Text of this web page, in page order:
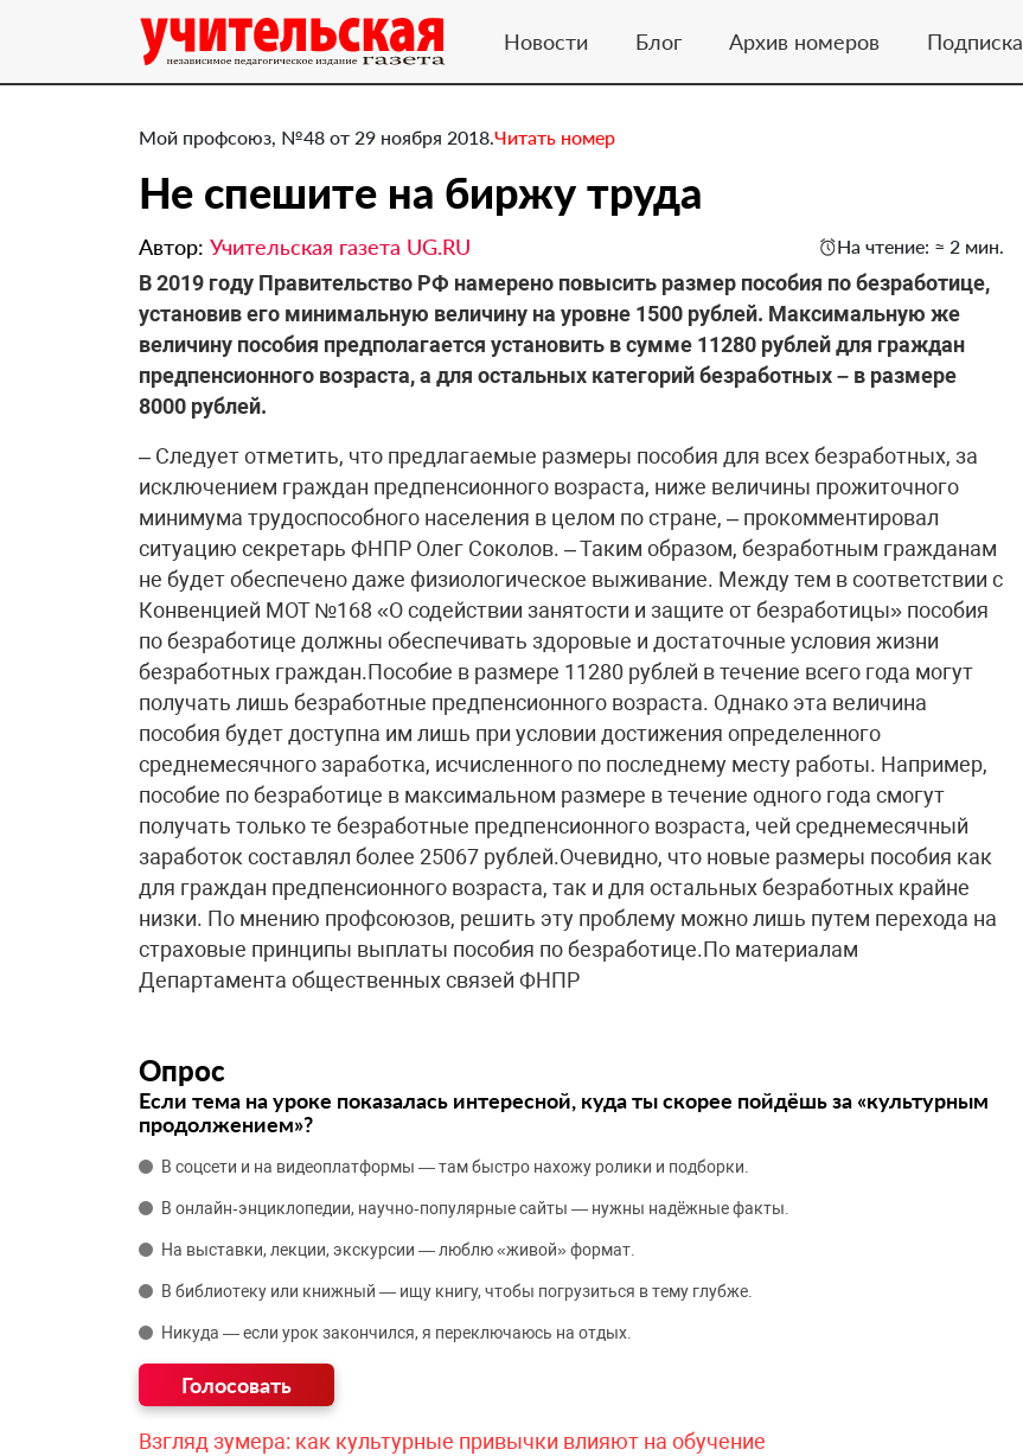
Новости Блог Архив номеров Подписка
Мой профсоюз, №48 от 29 ноября 2018.Читать номер
​Не спешите на биржу труда
Автор: Учительская газета UG.RU На чтение: ≈ 2 мин.
В 2019 году Правительство РФ намерено повысить размер пособия по безработице,
установив его минимальную величину на уровне 1500 рублей. Максимальную же
величину пособия предполагается установить в сумме 11280 рублей для граждан
предпенсионного возраста, а для остальных категорий безработных – в размере
8000 рублей.
– Следует отметить, что предлагаемые размеры пособия для всех безработных, за
исключением граждан предпенсионного возраста, ниже величины прожиточного
минимума трудоспособного населения в целом по стране, – прокомментировал
ситуацию секретарь ФНПР Олег Соколов. – Таким образом, безработным гражданам
не будет обеспечено даже физиологическое выживание. Между тем в соответствии с
Конвенцией МОТ №168 «О содействии занятости и защите от безработицы» пособия
по безработице должны обеспечивать здоровые и достаточные условия жизни
безработных граждан.Пособие в размере 11280 рублей в течение всего года могут
получать лишь безработные предпенсионного возраста. Однако эта величина
пособия будет доступна им лишь при условии достижения определенного
среднемесячного заработка, исчисленного по последнему месту работы. Например,
пособие по безработице в максимальном размере в течение одного года смогут
получать только те безработные предпенсионного возраста, чей среднемесячный
заработок составлял более 25067 рублей.Очевидно, что новые размеры пособия как
для граждан предпенсионного возраста, так и для остальных безработных крайне
низки. По мнению профсоюзов, решить эту проблему можно лишь путем перехода на
страховые принципы выплаты пособия по безработице.По материалам
Департамента общественных связей ФНПР
Опрос
Если тема на уроке показалась интересной, куда ты скорее пойдёшь за «культурным
продолжением»?
В соцсети и на видеоплатформы — там быстро нахожу ролики и подборки.
В онлайн‑энциклопедии, научно‑популярные сайты — нужны надёжные факты.
На выставки, лекции, экскурсии — люблю «живой» формат.
В библиотеку или книжный — ищу книгу, чтобы погрузиться в тему глубже.
Никуда — если урок закончился, я переключаюсь на отдых.
Взгляд зумера: как культурные привычки влияют на обучение